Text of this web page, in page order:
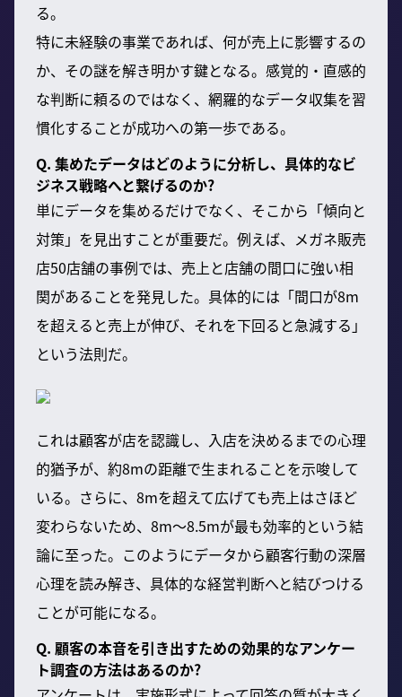
る。
特に未経験の事業であれば、何が売上に影響するの
か、その謎を解き明かす鍵となる。感覚的・直感的
な判断に頼るのではなく、網羅的なデータ収集を習
慣化することが成功への第一歩である。
Q. 集めたデータはどのように分析し、具体的なビ
ジネス戦略へと繋げるのか?
単にデータを集めるだけでなく、そこから「傾向と
対策」を見出すことが重要だ。例えば、メガネ販売
店50店舗の事例では、売上と店舗の間口に強い相
関があることを発見した。具体的には「間口が8m
を超えると売上が伸び、それを下回ると急減する」
という法則だ。
これは顧客が店を認識し、入店を決めるまでの心理
的猶予が、約8mの距離で生まれることを示唆して
いる。さらに、8mを超えて広げても売上はさほど
変わらないため、8m〜8.5mが最も効率的という結
論に至った。このようにデータから顧客行動の深層
心理を読み解き、具体的な経営判断へと結びつける
ことが可能になる。
Q. 顧客の本音を引き出すための効果的なアンケー
ト調査の方法はあるのか?